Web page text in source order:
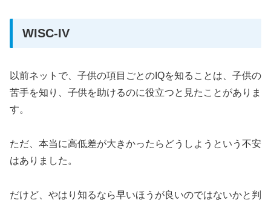
WISC-IV
以前ネットで、子供の項目ごとのIQを知ることは、子供の
苦手を知り、子供を助けるのに役立つと見たことがありま
す。
ただ、本当に高低差が大きかったらどうしようという不安
はありました。
だけど、やはり知るなら早いほうが良いのではないかと判